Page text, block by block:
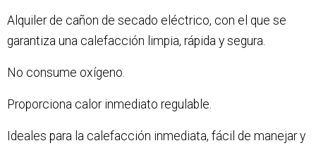
Alquiler de cañon de secado eléctrico, con el que se
garantiza una calefacción limpia, rápida y segura.
No consume oxígeno.
Proporciona calor inmediato regulable.
Ideales para la calefacción inmediata, fácil de manejar y